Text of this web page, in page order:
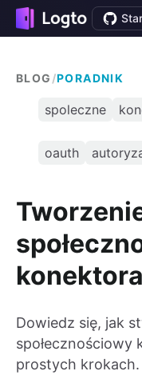
BLOG /PORADNIK
spoleczne
oauth
Dowiedz się, jak
społecznościowy
prostych krokach.